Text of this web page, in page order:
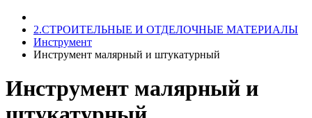
2.СТРОИТЕЛЬНЫЕ И ОТДЕЛОЧНЫЕ МАТЕРИАЛЫ
Инструмент
Инструмент малярный и штукатурный
Инструмент малярный и